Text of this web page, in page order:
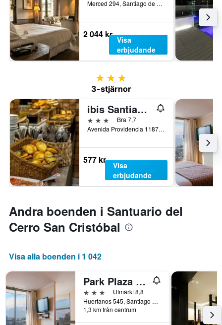
Merced 294, Santiago de Chile, Chile
2 044 kr
Visa
erbjudande
3 stjärnor
3-stjärnor
ibis Santiago Providencia
3 stjärnorBra 7,7
Avenida Providencia 1187, Santiago de Chile, Chile
577 kr
Visa
erbjudande
Andra boenden i Santuario del
Cerro San Cristóbal
Visa alla boenden i 1 042
Park Plaza Apart Hotel
3 stjärnorUtmärkt 8,8
Huerfanos 545, Santiago de Chile, Chile
1,3 km från centrum